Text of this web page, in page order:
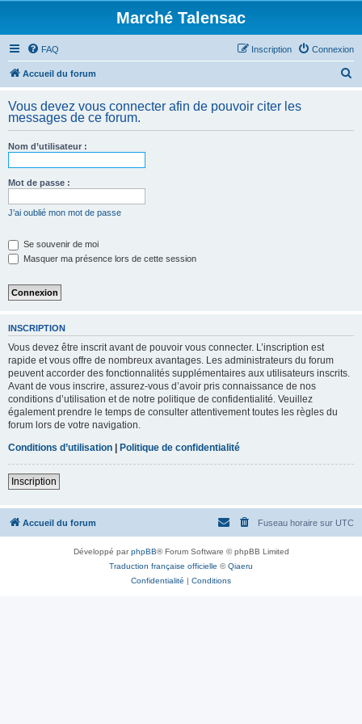
Marché Talensac
FAQ Connexion
Inscription
Accueil du forum
h
Vous devez vous connecter afin de pouvoir citer les
messages de ce forum.
Nom d’utilisateur :
Mot de passe :
J’ai oublié mon mot de passe
Se souvenir de moi
Masquer ma présence lors de cette session
INSCRIPTION
Vous devez être inscrit avant de pouvoir vous connecter. L’inscription est
rapide et vous offre de nombreux avantages. Les administrateurs du forum
peuvent accorder des fonctionnalités supplémentaires aux utilisateurs inscrits.
Avant de vous inscrire, assurez-vous d’avoir pris connaissance de nos
conditions d’utilisation et de notre politique de confidentialité. Veuillez
également prendre le temps de consulter attentivement toutes les règles du
forum lors de votre navigation.
Conditions d’utilisation | Politique de confidentialité
Inscription
Accueil du forum Fuseau horaire sur UTC
Développé parphpBB® Forum Software © phpBB Limited
Traduction française officielle ©Qiaeru
Confidentialité | Conditions